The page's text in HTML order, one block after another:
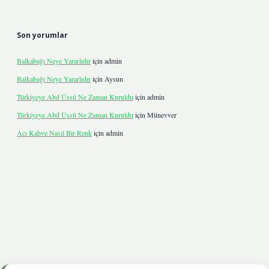
Son yorumlar
Balkabağı Neye Yararlıdıriçin admin
Balkabağı Neye Yararlıdıriçin Aysun
Türkiyeye Abd Üssü Ne Zaman Kuruldu için admin
Türkiyeye Abd Üssü Ne Zaman Kuruldu için Münevver
Acı Kahve Nasıl Bir Renkiçin admin